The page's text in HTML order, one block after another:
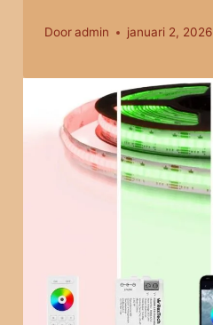
Door admin januari 2, 2026